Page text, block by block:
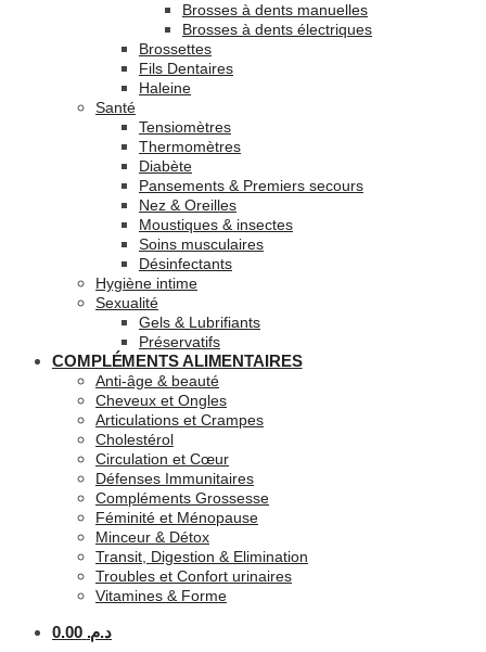
Brosses à dents manuelles
Brosses à dents électriques
Brossettes
Fils Dentaires
Haleine
Santé
Tensiomètres
Thermomètres
Diabète
Pansements & Premiers secours
Nez & Oreilles
Moustiques & insectes
Soins musculaires
Désinfectants
Hygiène intime
Sexualité
Gels & Lubrifiants
Préservatifs
COMPLÉMENTS ALIMENTAIRES
Anti-âge & beauté
Cheveux et Ongles
Articulations et Crampes
Cholestérol
Circulation et Cœur
Défenses Immunitaires
Compléments Grossesse
Féminité et Ménopause
Minceur & Détox
Transit, Digestion & Elimination
Troubles et Confort urinaires
Vitamines & Forme
د.م. 0.00